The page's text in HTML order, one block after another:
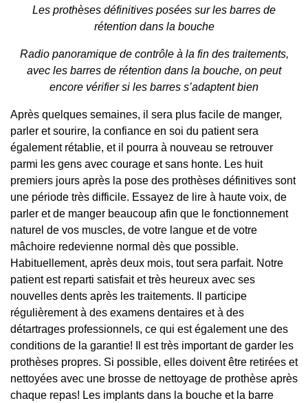
Les prothèses définitives posées sur les barres de
rétention dans la bouche
Radio panoramique de contrôle à la fin des traitements,
avec les barres de rétention dans la bouche, on peut
encore vérifier si les barres s’adaptent bien
Après quelques semaines, il sera plus facile de manger,
parler et sourire, la confiance en soi du patient sera
également rétablie, et il pourra à nouveau se retrouver
parmi les gens avec courage et sans honte. Les huit
premiers jours après la pose des prothèses définitives sont
une période très difficile. Essayez de lire à haute voix, de
parler et de manger beaucoup afin que le fonctionnement
naturel de vos muscles, de votre langue et de votre
mâchoire redevienne normal dès que possible.
Habituellement, après deux mois, tout sera parfait. Notre
patient est reparti satisfait et très heureux avec ses
nouvelles dents après les traitements. Il participe
régulièrement à des examens dentaires et à des
détartrages professionnels, ce qui est également une des
conditions de la garantie! Il est très important de garder les
prothèses propres. Si possible, elles doivent être retirées et
nettoyées avec une brosse de nettoyage de prothèse après
chaque repas! Les implants dans la bouche et la barre